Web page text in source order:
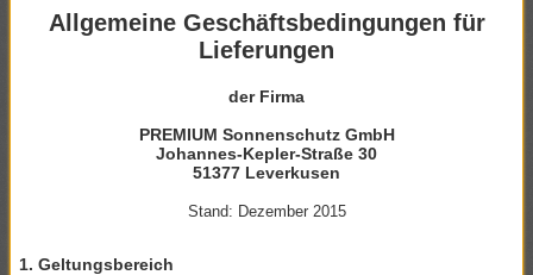
Allgemeine Geschäftsbedingungen für
Lieferungen
der Firma
PREMIUM Sonnenschutz GmbH
Johannes-Kepler-Straße 30
51377 Leverkusen
Stand: Dezember 2015
1. Geltungsbereich